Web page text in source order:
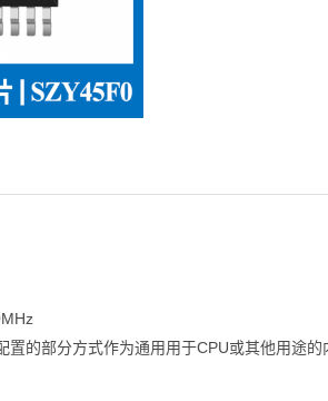
置的部分方式作为通用用于CPU或其他用途的